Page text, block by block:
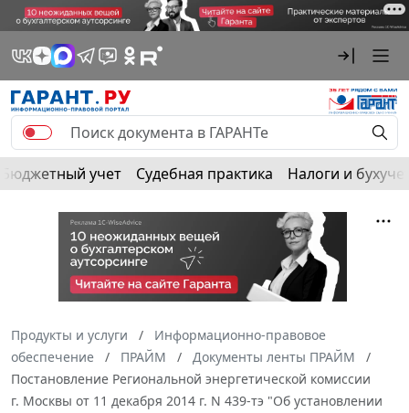
Бюджетный учет Судебная практика Налоги и
Продукты и услуги
Информационно-правовое
обеспечение
ПРАЙМ
Документы ленты ПРАЙМ
Постановление Региональной энергетической комиссии
г. Москвы от 11 декабря 2014 г. N 439-тэ "Об установлении